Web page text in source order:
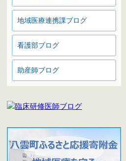
地域医療連携課ブログ
看護部ブログ
助産師ブログ